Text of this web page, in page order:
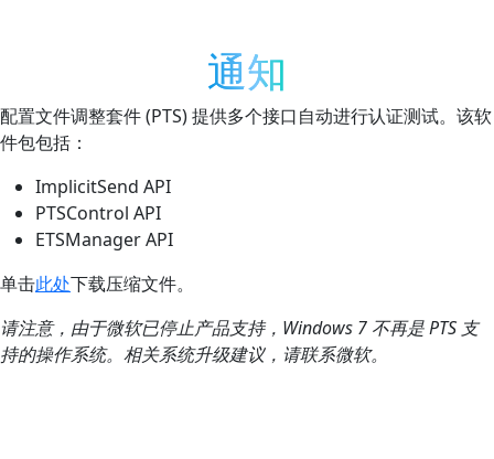
通知
配置文件调整套件 (PTS) 提供多个接口自动进行认证测试。该软
件包包括：
ImplicitSend API
PTSControl API
ETSManager API
单击此处下载压缩文件。
请注意，由于微软已停止产品支持，Windows 7 不再是 PTS 支
持的操作系统。相关系统升级建议，请联系微软。